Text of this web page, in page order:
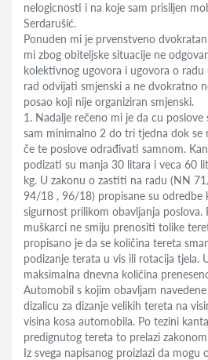
nelogicnosti i na koje sam prisiljen
Serdarušić.
Ponuden mi je prvenstveno
mi zbog obiteljske situacije ne
kolektivnog ugovora i ugovora o radu
rad odvijati smjenski a ne dvokratno
posao koji nije organiziran smjenski.
1. Nadalje rečeno mi je da cu
sam minimalno 2 do tri tjedna dok se
če te poslove odrađivati samnom.
podizati su manja 30 litara i veca 60
kg. U zakonu o zastiti na radu (NN
94/18 , 96/18) propisane su odredbe
sigurnost prilikom obavljanja poslova.
muškarci ne smiju prenositi tolike
propisano je da se količina tereta
podizanje terata u vis ili rotacija tjela.
maksimalna dnevna količina
Automobil s kojim obavljam
dizalicu za dizanje velikih tereta na
visina kosa automobila. Po tezini
predignutog tereta to prelazi
Iz svega napisanog proizlazi da mogu